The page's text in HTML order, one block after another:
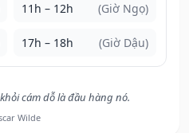
11h – 12h (Giờ Ngọ)
17h – 18h (Giờ Dậu)
cám dỗ là đầu hàng nó.
Wilde